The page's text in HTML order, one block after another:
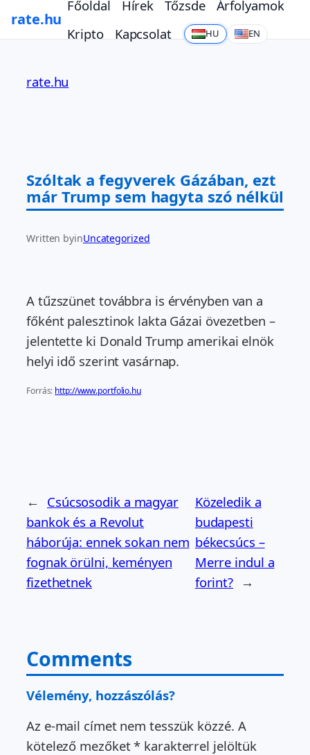
rate.hu
Főoldal Hírek Tőzsde
Árfolyamok
Kripto
Kapcsolat HU EN
tartalomhoz
rate.hu
Szóltak a fegyverek Gázában, ezt
már Trump sem hagyta szó nélkül
Written byinUncategorized
A tűzszünet továbbra is érvényben van a
főként palesztinok lakta Gázai övezetben –
jelentette ki Donald Trump amerikai elnök
helyi idő szerint vasárnap.
Forrás: http://www.portfolio.hu
← Csúcsosodik a magyar
bankok és a Revolut
háborúja: ennek sokan nem
fognak örülni, keményen
fizethetnek
Közeledik a
budapesti
békecsúcs –
Merre indul a
forint? →
Comments
Vélemény, hozzászólás?
Az e-mail címet nem tesszük közzé. A
kötelező mezőket* karakterrel jelöltük